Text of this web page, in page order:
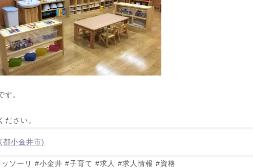
す。
ださい。
都小金井市)
ソーリ #小金井 #子育て #求人 #求人情報 #資格